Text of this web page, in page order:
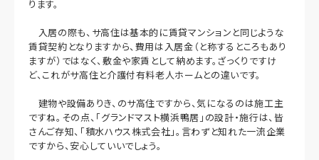
ります。
入居の際も、サ高住は基本的に賃貸マンションと同じような
賃貸契約となりますから、費用は入居金（と称するところもあり
ますが）ではなく、敷金や家賃として納めます。ざっくりですけ
ど、これがサ高住と介護付有料老人ホームとの違いです。
建物や設備ありき、のサ高住ですから、気になるのは施工主
ですね。その点、「グランドマスト横浜鴨居」の設計・施行は、皆
さんご存知、「積水ハウス株式会社」。言わずと知れた一流企業
ですから、安心していいでしょう。